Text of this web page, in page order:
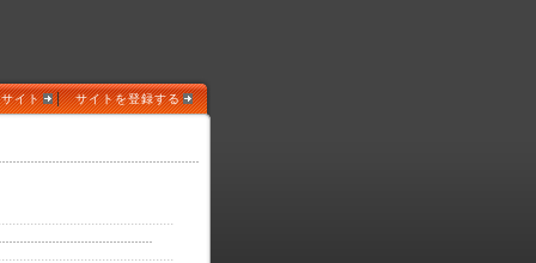
イト | サイトを登録する